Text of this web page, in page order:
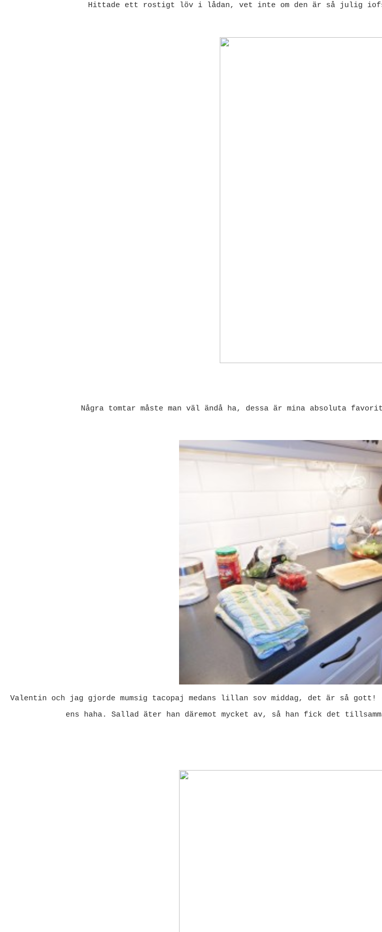
Hittade ett rostigt löv i lådan, vet inte om den är så julig
Några tomtar måste man väl ändå ha, dessa är mina absoluta
Valentin och jag gjorde mumsig tacopaj medans lillan sov middag, det är så gott!
ens haha. Sallad äter han däremot mycket av, så han fick det